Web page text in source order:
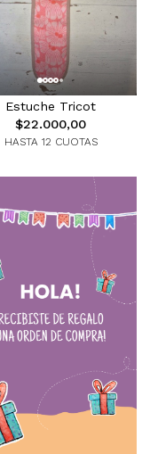
Estuche Tricot
$22.000,00
HASTA 12 CUOTAS